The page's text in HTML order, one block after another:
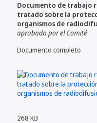
Documento de trabajo
tratado sobre la
organismos de
aprobado por el Comité
Documento completo
268 KB